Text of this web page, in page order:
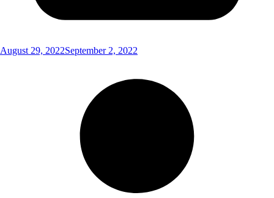
August 29, 2022September 2, 2022